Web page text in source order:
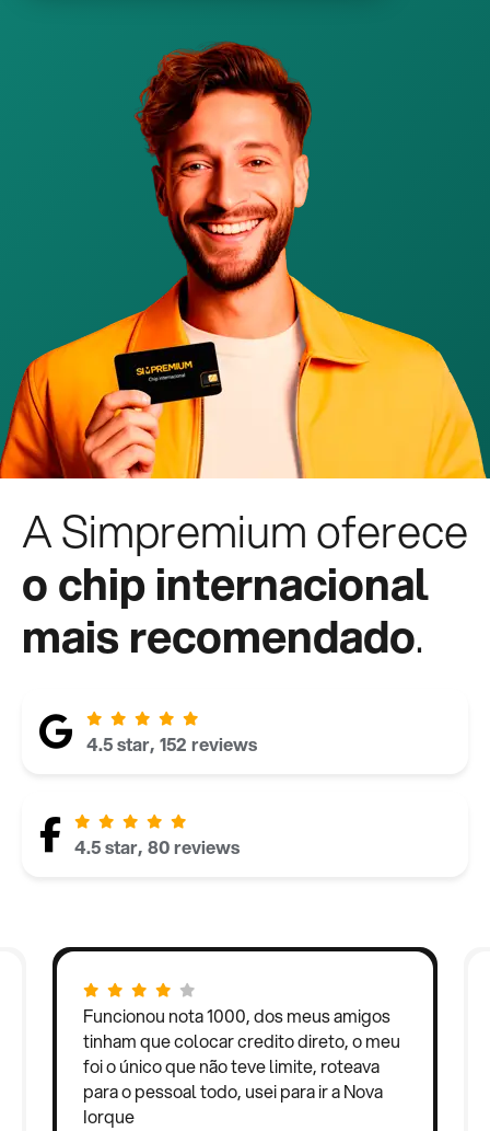
A Simpremium oferece
o chip internacional
mais recomendado.
4.5 star, 152 reviews
4.5 star, 80 reviews
Funcionou nota 1000, dos meus amigos
tinham que colocar credito direto, o meu
foi o único que não teve limite, roteava
para o pessoal todo, usei para ir a Nova
Iorque